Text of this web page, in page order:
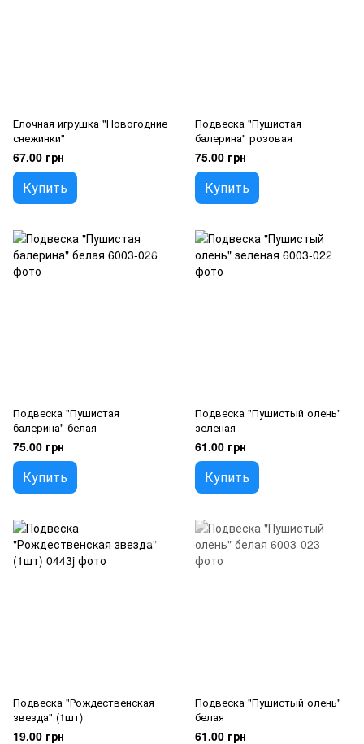
Елочная игрушка "Новогодние
снежинки"
67.00 грн
Купить
Подвеска "Пушистая
балерина" розовая
75.00 грн
Купить
Подвеска "Пушистая
балерина" белая
75.00 грн
Купить
Подвеска "Пушистый олень"
зеленая
61.00 грн
Купить
Подвеска "Рождественская
звезда" (1шт)
19.00 грн
Подвеска "Пушистый олень"
белая
61.00 грн